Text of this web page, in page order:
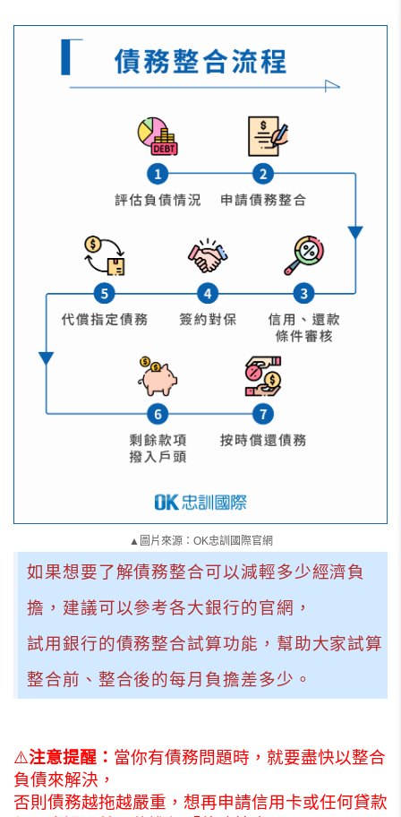
▲圖片來源：OK忠訓國際官網
如果想要了解債務整合可以減輕多少經濟負
擔，建議可以參考各大銀行的官網，
試用銀行的債務整合試算功能，幫助大家試算
整合前、整合後的每月負擔差多少。
⚠️注意提醒： 當你有債務問題時，就要盡快以整合
負債來解決，
否則債務越拖越嚴重，想再申請信用卡或任何貸款